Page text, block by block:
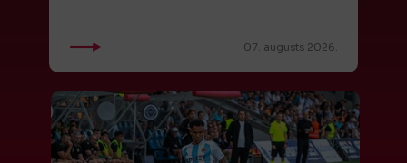
07. augusts 2026.